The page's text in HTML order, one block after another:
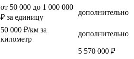
от 50 000 до 1 000 000
₽ за единицу
дополнительно
50 000 ₽/км за
километр
дополнительно
5 570 000 ₽